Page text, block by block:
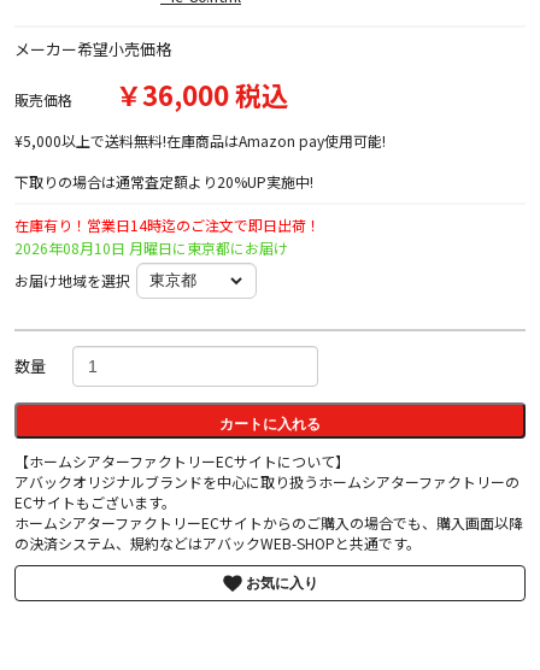
メーカー希望小売価格
販売価格 ￥36,000 税込
¥5,000以上で送料無料!在庫商品はAmazon pay使用可能!
下取りの場合は通常査定額より20%UP実施中!
在庫有り！営業日14時迄のご注文で即日出荷！
2026年08月10日 月曜日に東京都にお届け
お届け地域を選択
数量
カートに入れる
【ホームシアターファクトリーECサイトについて】
アバックオリジナルブランドを中心に取り扱うホームシアターファクトリーの
ECサイトもございます。
ホームシアターファクトリーECサイトからのご購入の場合でも、購入画面以降
の決済システム、規約などはアバックWEB-SHOPと共通です。
お気に入り